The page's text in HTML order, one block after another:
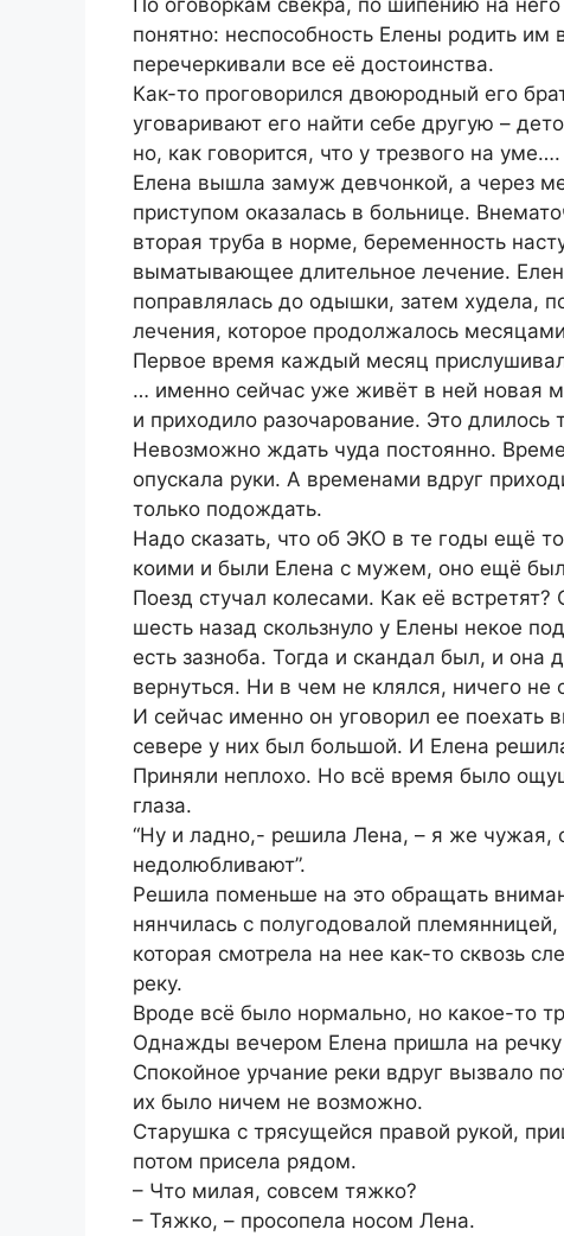
понятно: неспособность Елены родить им
перечеркивали все её достоинства.
Как-то проговорился двоюродный его
уговаривают его найти себе другую –
но, как говорится, что у трезвого на уме….
Елена вышла замуж девчонкой, а через
приступом оказалась в больнице.
вторая труба в норме, беременность
выматывающее длительное лечение.
поправлялась до одышки, затем худела,
лечения, которое продолжалось
Первое время каждый месяц
… именно сейчас уже живёт в ней новая
и приходило разочарование. Это
Невозможно ждать чуда постоянно.
опускала руки. А временами вдруг
только подождать.
Надо сказать, что об ЭКО в те годы ещё
коими и были Елена с мужем, оно ещё
Поезд стучал колесами. Как её
шесть назад скользнуло у Елены некое
есть зазноба. Тогда и скандал был, и
вернуться. Ни в чем не клялся, ничего
И сейчас именно он уговорил ее поехать
севере у них был большой. И Елена
Приняли неплохо. Но всё время было
глаза.
“Ну и ладно,- решила Лена, – я же чужая,
недолюбливают”.
Решила поменьше на это обращать
нянчилась с полугодовалой
которая смотрела на нее как-то сквозь
реку.
Вроде всё было нормально, но какое-то
Однажды вечером Елена пришла на
Спокойное урчание реки вдруг вызвало
их было ничем не возможно.
Старушка с трясущейся правой рукой,
потом присела рядом.
– Что милая, совсем тяжко?
– Тяжко, – просопела носом Лена.